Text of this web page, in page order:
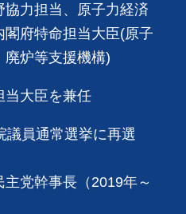
協力担当、原子力経済
閣府特命担当大臣(原子
廃炉等支援機構)
当大臣を兼任
議員通常選挙に再選
党幹事長（2019年～